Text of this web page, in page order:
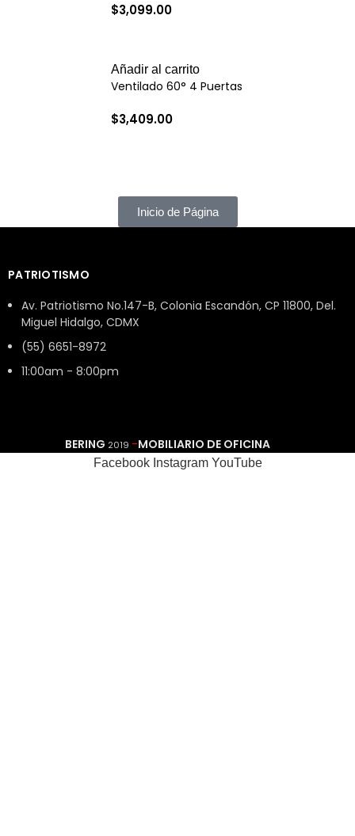
$3,099.00
Añadir al carrito
Ventilado 60° 4 Puertas
$3,409.00
Inicio de Página
PATRIOTISMO
Av. Patriotismo No.147-B, Colonia Escandón, CP 11800, Del.
Miguel Hidalgo, CDMX
(55) 6651-8972
11:00am - 8:00pm
BERING 2019 -MOBILIARIO DE OFICINA
Facebook Instagram YouTube